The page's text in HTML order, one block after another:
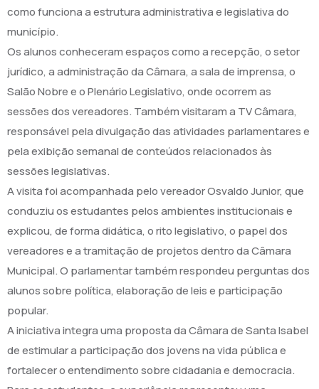
como funciona a estrutura administrativa e legislativa do
município.
Os alunos conheceram espaços como a recepção, o setor
jurídico, a administração da Câmara, a sala de imprensa, o
Salão Nobre e o Plenário Legislativo, onde ocorrem as
sessões dos vereadores. Também visitaram a TV Câmara,
responsável pela divulgação das atividades parlamentares e
pela exibição semanal de conteúdos relacionados às
sessões legislativas.
A visita foi acompanhada pelo vereador Osvaldo Junior, que
conduziu os estudantes pelos ambientes institucionais e
explicou, de forma didática, o rito legislativo, o papel dos
vereadores e a tramitação de projetos dentro da Câmara
Municipal. O parlamentar também respondeu perguntas dos
alunos sobre política, elaboração de leis e participação
popular.
A iniciativa integra uma proposta da Câmara de Santa Isabel
de estimular a participação dos jovens na vida pública e
fortalecer o entendimento sobre cidadania e democracia.